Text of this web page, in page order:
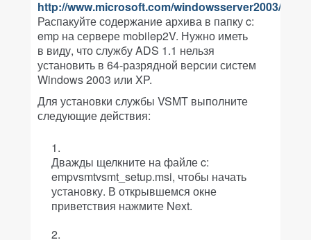
http://www.microsoft.com/windowsserver2003/
Распакуйте содержание архива в папку c:
emp на сервере mobilep2V. Нужно иметь
в виду, что службу ADS 1.1 нельзя
установить в 64-разрядной версии систем
Windows 2003 или XP.
Для установки службы VSMT выполните
следующие действия:
Дважды щелкните на файле c:
empvsmtvsmt_setup.msi, чтобы начать
установку. В открывшемся окне
приветствия нажмите Next.